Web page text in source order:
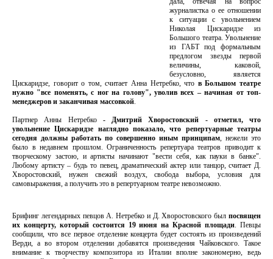
журналистка о ее отношении
к ситуации с увольнением
Николая Цискаридзе из
Большого театра. Увольнение
из ГАБТ под формальным
предлогом звезды первой
величины, каковой,
безусловно, является
Цискаридзе, говорит о том, считает Анна Нетребко, что в Большом театре
нужно "все поменять, с ног на голову", уволив всех – начиная от топ-
менеджеров и заканчивая массовкой.
Партнер Анны Нетребко - Дмитрий Хворостовский - отметил, что
увольнение Цискаридзе наглядно показало, что репертуарные театры
сегодня должны работать по совершенно иным принципам, нежели это
было в недавнем прошлом. Ограниченность репертуара театров приводит к
творческому застою, и артисты начинают "вести себя, как пауки в банке".
Любому артисту – будь то певец, драматический актер или танцор, считает Д.
Хворостовский, нужен свежий воздух, свобода выбора, условия для
самовыражения, а получить это в репертуарном театре невозможно.
Брифинг легендарных певцов А. Нетребко и Д. Хворостовского был посвящен
их концерту, который состоится 19 июня на Красной площади. Певцы
сообщили, что все первое отделение концерта будет состоять из произведений
Верди, а во втором отделении добавятся произведения Чайковского. Такое
внимание к творчеству композитора из Италии вполне закономерно, ведь